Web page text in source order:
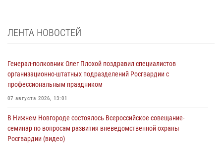
ЛЕНТА НОВОСТЕЙ
Генерал-полковник Олег Плохой поздравил специалистов
организационно-штатных подразделений Росгвардии с
профессиональным праздником
07 августа 2026, 13:01
В Нижнем Новгороде состоялось Всероссийское совещание-
семинар по вопросам развития вневедомственной охраны
Росгвардии (видео)